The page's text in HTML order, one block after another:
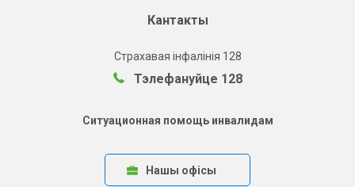
Кантакты
Страхавая інфалінія 128
Тэлефануйце 128
Ситуационная помощь инвалидам
Нашы офісы